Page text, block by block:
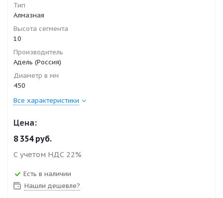
Тип
Алмазная
Высота сегмента
10
Производитель
Адель (Россия)
Диаметр в мм
450
Все характеристики
Цена:
8 354руб.
С учетом НДС 22%
Есть в наличии
Нашли дешевле?